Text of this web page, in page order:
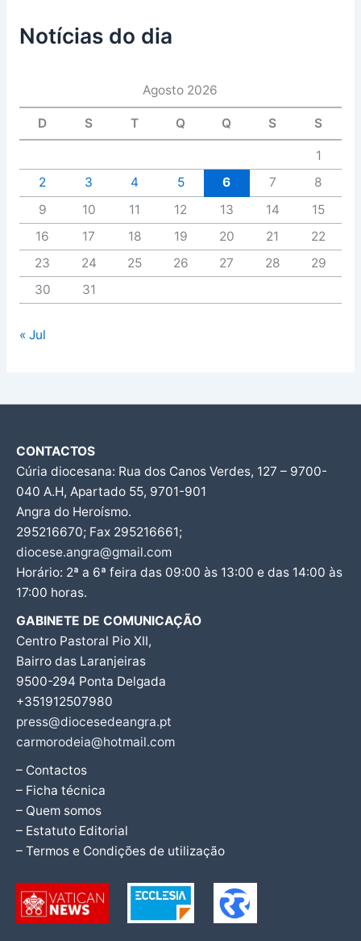
Notícias do dia
Agosto 2026
D S T Q Q S S
1
2
3 4 5 6 7
8
9
10 11 12 13 14
15
16
17 18 19 20 21
22
23
24 25 26 27 28
29
30
31
« Jul
CONTACTOS
Cúria diocesana: Rua dos Canos Verdes, 127 – 9700-
040 A.H, Apartado 55, 9701-901
Angra do Heroísmo.
295216670; Fax 295216661;
diocese.angra@gmail.com
Horário: 2ª a 6ª feira das 09:00 às 13:00 e das 14:00 às
17:00 horas.
GABINETE DE COMUNICAÇÃO
Centro Pastoral Pio XII,
Bairro das Laranjeiras
9500-294 Ponta Delgada
+351912507980
press@diocesedeangra.pt
carmorodeia@hotmail.com
– Contactos
– Ficha técnica
– Quem somos
– Estatuto Editorial
– Termos e Condições de utilização